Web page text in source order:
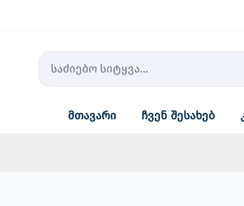
მთავარი ჩვენ შესახებ